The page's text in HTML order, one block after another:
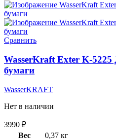
Сравнить
WasserKraft Exter K-5225
бумаги
WasserKRAFT
Нет в наличии
3990 ₽
Вес
0,37 кг